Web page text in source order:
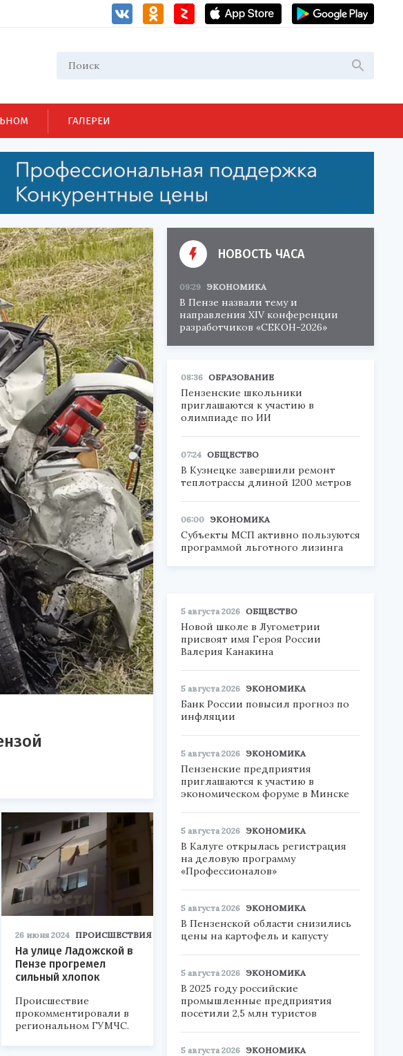
ГАЛЕРЕИ
26 июня 2024 ПРОИСШЕСТВИЯ
На улице Ладожской в
Пензе прогремел
сильный хлопок
Происшествие
прокомментировали в
региональном ГУМЧС.
НОВОСТЬ ЧАСА
09:29 ЭКОНОМИКА
В Пензе назвали тему и
направления XIV конференции
разработчиков «СЕКОН-2026»
08:36 ОБРАЗОВАНИЕ
Пензенские школьники
приглашаются к участию в
олимпиаде по ИИ
07:24 ОБЩЕСТВО
В Кузнецке завершили ремонт
теплотрассы длиной 1200 метров
06:00 ЭКОНОМИКА
Субъекты МСП активно пользуются
программой льготного лизинга
5 августа 2026 ОБЩЕСТВО
Новой школе в Лугометрии
присвоят имя Героя России
Валерия Канакина
5 августа 2026 ЭКОНОМИКА
Банк России повысил прогноз по
инфляции
5 августа 2026 ЭКОНОМИКА
Пензенские предприятия
приглашаются к участию в
экономическом форуме в Минске
5 августа 2026 ЭКОНОМИКА
В Калуге открылась регистрация
на деловую программу
«Профессионалов»
5 августа 2026 ЭКОНОМИКА
В Пензенской области снизились
цены на картофель и капусту
5 августа 2026 ЭКОНОМИКА
В 2025 году российские
промышленные предприятия
посетили 2,5 млн туристов
5 августа 2026 ЭКОНОМИКА